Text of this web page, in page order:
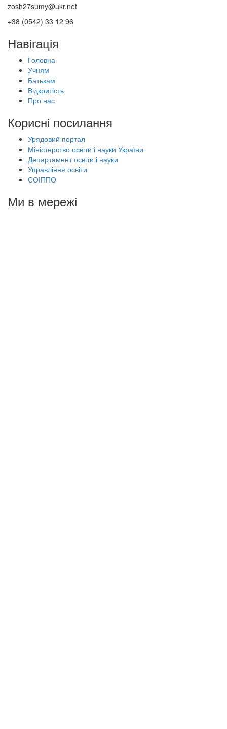
zosh27sumy@ukr.net
+38 (0542) 33 12 96
Навігація
Головна
Учням
Батькам
Відкритість
Про нас
Корисні посилання
Урядовий портал
Міністерство освіти і науки України
Департамент освіти і науки
Управління освіти
СОІППО
Ми в мережі